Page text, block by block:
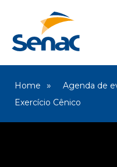
Home Agenda de
Exercício Cênico